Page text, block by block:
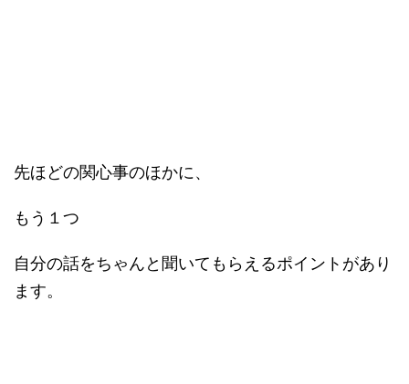
先ほどの関心事のほかに、
もう１つ
自分の話をちゃんと聞いてもらえるポイントがあり
ます。